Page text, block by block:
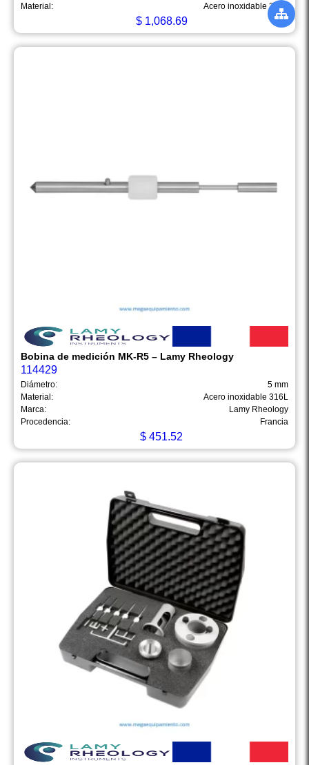
Material: Acero inoxidable 316L
$1,068.69
Bobina de medición MK-R5 – Lamy Rheology
114429
Diámetro:
5 mm
Material:
Acero inoxidable 316L
Marca:
Lamy Rheology
Procedencia:
Francia
$ 451.52